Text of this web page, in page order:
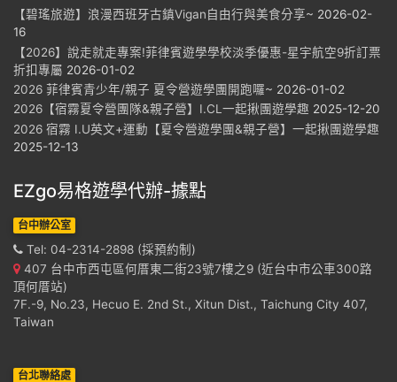
【碧瑤旅遊】浪漫西班牙古鎮Vigan自由行與美食分享~ 2026-02-
16
【2026】說走就走專案!菲律賓遊學學校淡季優惠-星宇航空9折訂票
折扣專屬 2026-01-02
2026 菲律賓青少年/親子 夏令營遊學團開跑囉~ 2026-01-02
2026【宿霧夏令營團隊&親子營】I.CL一起揪團遊學趣 2025-12-20
2026 宿霧 I.U英文+運動【夏令營遊學團&親子營】一起揪團遊學趣
2025-12-13
EZgo易格遊學代辦-據點
台中辦公室
Tel: 04-2314-2898 (採預約制)
407 台中市西屯區何厝東二街23號7樓之9 (近台中市公車300路
頂何厝站)
7F.-9, No.23, Hecuo E. 2nd St., Xitun Dist., Taichung City 407,
Taiwan
台北聯絡處